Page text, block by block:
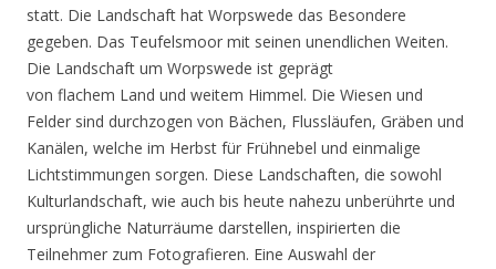
statt. Die Landschaft hat Worpswede das Besondere
gegeben. Das Teufelsmoor mit seinen unendlichen Weiten.
Die Landschaft um Worpswede ist geprägt
von flachem Land und weitem Himmel. Die Wiesen und
Felder sind durchzogen von Bächen, Flussläufen, Gräben und
Kanälen, welche im Herbst für Frühnebel und einmalige
Lichtstimmungen sorgen. Diese Landschaften, die sowohl
Kulturlandschaft, wie auch bis heute nahezu unberührte und
ursprüngliche Naturräume darstellen, inspirierten die
Teilnehmer zum Fotografieren. Eine Auswahl der